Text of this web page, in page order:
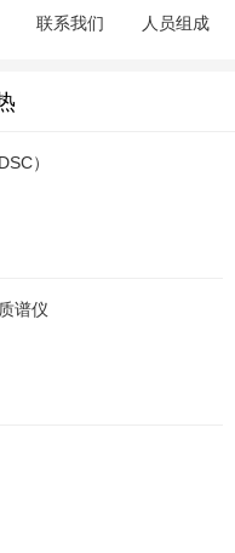
联系我们 人员组成
）
谱仪